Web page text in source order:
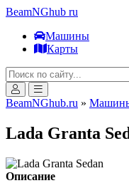
BeamNGhub ru
Машины
Карты
BeamNGhub.ru »
Lada Granta
Описание